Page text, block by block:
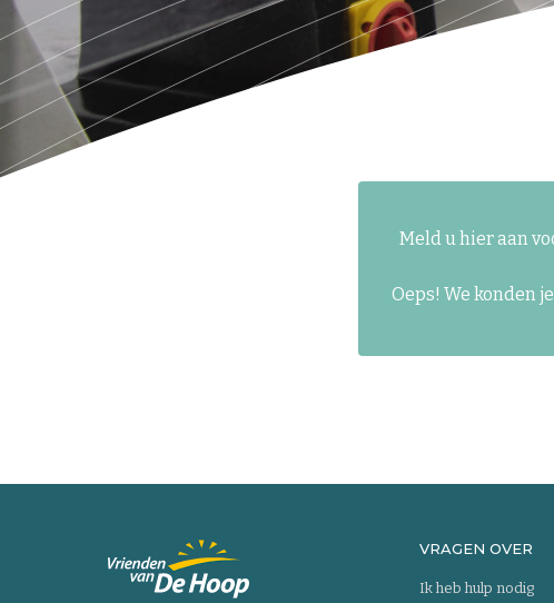
Meld u hier aan
Oeps! We konden
VRAGEN OVER
Ik heb hulp nodig